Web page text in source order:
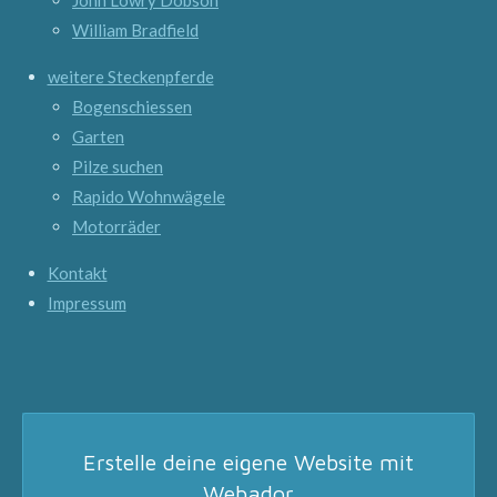
William Bradfield
weitere Steckenpferde
Bogenschiessen
Garten
Pilze suchen
Rapido Wohnwägele
Motorräder
Kontakt
Impressum
Erstelle deine eigene Website mit